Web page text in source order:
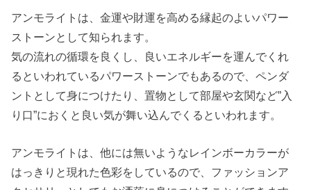
アンモライトは、金運や財運を高める縁起のよいパワー
ストーンとして知られます。
気の流れの循環を良くし、良いエネルギーを運んでくれ
るといわれているパワーストーンでもあるので、ペンダ
ントとして身につけたり、置物として部屋や玄関など”入
り口”におくと良い気が舞い込んでくるといわれます。
アンモライトは、他には無いようなレインボーカラーが
はっきりと現れた色彩をしているので、ファッションア